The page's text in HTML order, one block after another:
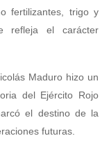
fertilizantes, trigo y
refleja el carácter
Maduro hizo un
del Ejército Rojo
el destino de la
futuras.